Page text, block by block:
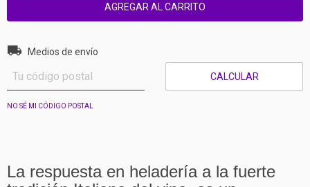
Entregas para el CP:
Medios de envío
CALCULAR
NO SÉ MI CÓDIGO POSTAL
La respuesta en heladería a la fuerte